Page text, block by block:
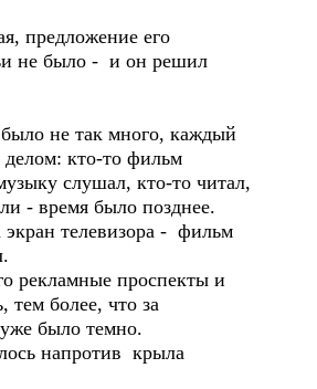
предложение его
не было - и он решил
не так много, каждый
делом: кто-то фильм
слушал, кто-то читал,
- время было позднее.
телевизора - фильм
рекламные проспекты и
тем более, что за
было темно.
напротив крыла